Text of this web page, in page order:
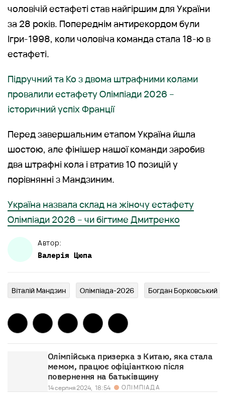
чоловічій естафеті став найгіршим для України
за 28 років. Попереднім антирекордом були
Ігри-1998, коли чоловіча команда стала 18-ю в
естафеті.
Підручний та Ко з двома штрафними колами
провалили естафету Олімпіади 2026 –
історичний успіх Франції
Перед завершальним етапом Україна йшла
шостою, але фінішер нашої команди заробив
два штрафні кола і втратив 10 позицій у
порівнянні з Мандзиним.
Україна назвала склад на жіночу естафету
Олімпіади 2026 – чи бігтиме Дмитренко
Автор:
Валерія Цюпа
Віталій Мандзин Олімпіада-2026 Богдан Борковський
Олімпійська призерка з Китаю, яка стала
мемом, працює офіціанткою після
повернення на батьківщину
14 серпня 2024, 18:54 ОЛІМПІАДА